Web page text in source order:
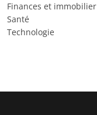
Finances et immobilier
Santé
Technologie